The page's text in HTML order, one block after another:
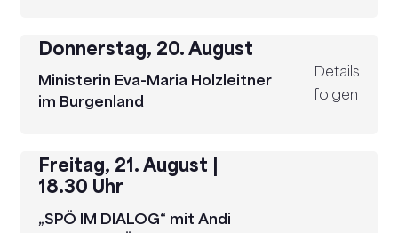
Donnerstag, 20. August
Ministerin Eva-Maria Holzleitner
im Burgenland
Details
folgen
Freitag, 21. August |
18.30 Uhr
„SPÖ IM DIALOG“ mit Andi